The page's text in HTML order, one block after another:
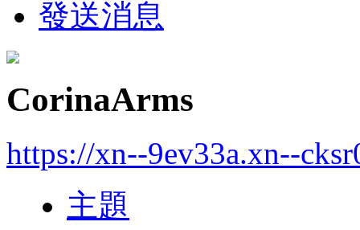
發送消息
CorinaArms
https://xn--9ev33a.xn--
主題